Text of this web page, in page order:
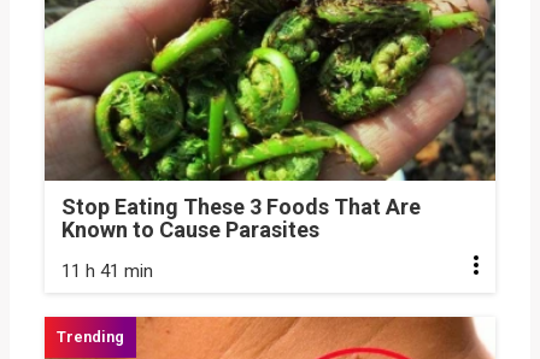
Stop Eating These 3 Foods That Are
Known to Cause Parasites
11 h 41 min